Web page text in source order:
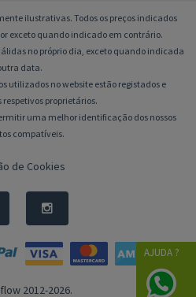
ilustrativas. Todos os preços indicados
exceto quando indicado em contrário.
no próprio dia, exceto quando indicada
data.
utilizados no website estão registados e
proprietários.
uma melhor identificação dos nossos
compatíveis.
de Cookies
2012-2026.
AJUDA ?